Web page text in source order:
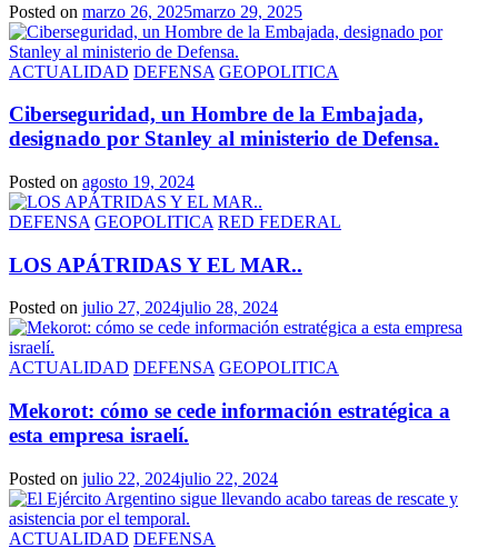
Posted on marzo 26, 2025marzo 29, 2025
ACTUALIDAD DEFENSA GEOPOLITICA
Ciberseguridad, un Hombre de la Embajada,
designado por Stanley al ministerio de Defensa.
Posted on agosto 19, 2024
DEFENSA GEOPOLITICA RED FEDERAL
LOS APÁTRIDAS Y EL MAR..
Posted on julio 27, 2024julio 28, 2024
ACTUALIDAD DEFENSA GEOPOLITICA
Mekorot: cómo se cede información estratégica a
esta empresa israelí.
Posted on julio 22, 2024julio 22, 2024
ACTUALIDAD DEFENSA